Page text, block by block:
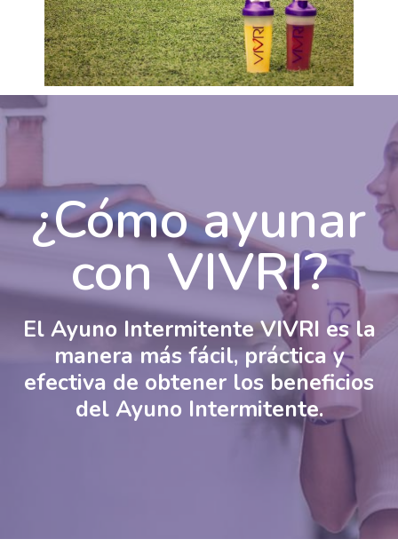
¿Cómo ayunar
con VIVRI?
El Ayuno Intermitente VIVRI es la
manera más fácil, práctica y
efectiva de obtener los beneficios
del Ayuno Intermitente.